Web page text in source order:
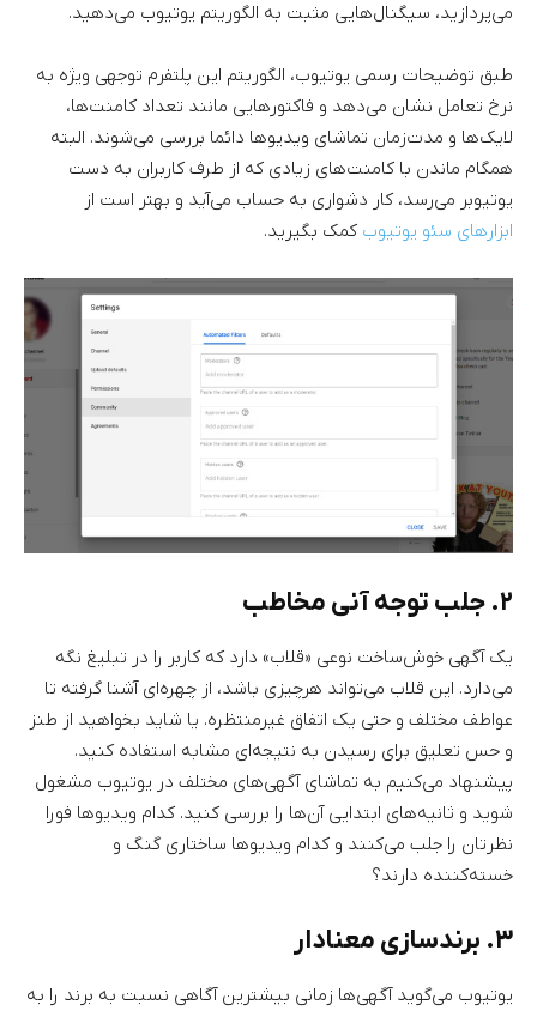
می‌پردازید، سیگنال‌هایی مثبت به الگوریتم یوتیوب می‌دهید.
طبق توضیحات رسمی یوتیوب، الگوریتم این پلتفرم توجهی ویژه به
نرخ تعامل نشان می‌دهد و فاکتورهایی مانند تعداد کامنت‌ها،
لایک‌ها و مدت‌زمان تماشای ویدیوها دائما بررسی می‌شوند. البته
همگام ماندن با کامنت‌های زیادی که از طرف کاربران به دست
یوتیوبر می‌رسد، کار دشواری به حساب می‌آید و بهتر است از
ابزارهای سئو یوتیوب کمک بگیرید.
۲. جلب توجه آنی مخاطب
یک آگهی‌ خوش‌ساخت نوعی «قلاب» دارد که کاربر را در تبلیغ نگه
می‌دارد. این قلاب می‌تواند هرچیزی باشد، از چهره‌ای آشنا گرفته تا
عواطف مختلف و حتی یک اتفاق غیرمنتظره. یا شاید بخواهید از طنز
و حس تعلیق برای رسیدن به نتیجه‌ای مشابه استفاده کنید.
پیشنهاد می‌کنیم به تماشای آگهی‌های مختلف در یوتیوب مشغول
شوید و ثانیه‌های ابتدایی آن‌ها را بررسی کنید. کدام ویدیوها فورا
نظرتان را جلب می‌کنند و کدام ویدیوها ساختاری گنگ و
خسته‌کننده دارند؟
۳. برندسازی معنادار
یوتیوب می‌گوید آگهی‌ها زمانی بیشترین آگاهی نسبت به برند را به